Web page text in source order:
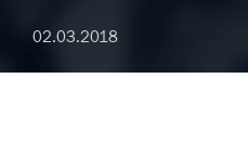
02.03.2018